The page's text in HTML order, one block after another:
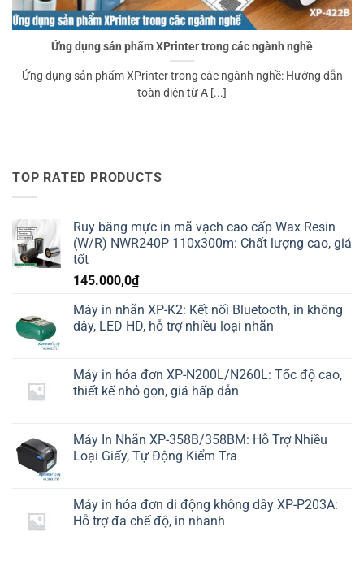
Ứng dụng sản phẩm XPrinter trong các ngành nghề
Ứng dụng sản phẩm XPrinter trong các ngành nghề: Hướng dẫn
toàn diện từ A [...]
TOP RATED PRODUCTS
Ruy băng mực in mã vạch cao cấp Wax Resin
(W/R) NWR240P 110x300m: Chất lượng cao, giá
tốt
145.000,0₫
Máy in nhãn XP-K2: Kết nối Bluetooth, in không
dây, LED HD, hỗ trợ nhiều loại nhãn
Máy in hóa đơn XP-N200L/N260L: Tốc độ cao,
thiết kế nhỏ gọn, giá hấp dẫn
Máy In Nhãn XP-358B/358BM: Hỗ Trợ Nhiều
Loại Giấy, Tự Động Kiểm Tra
Máy in hóa đơn di động không dây XP-P203A:
Hỗ trợ đa chế độ, in nhanh